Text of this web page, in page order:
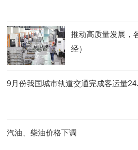
推动高质量发展，
经）
9月份我国城市轨道交通完成客运量
汽油、柴油价格下调